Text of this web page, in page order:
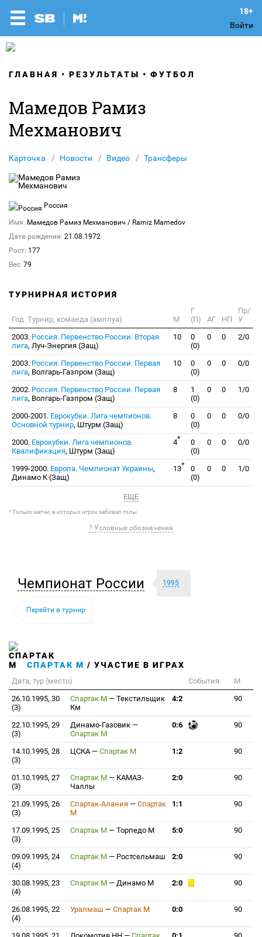
Войти
ГЛАВНАЯ РЕЗУЛЬТАТЫ ФУТБОЛ
Мамедов Рамиз
Мехманович
Карточка Новости Видео Трансферы
Россия
Имя: Мамедов Рамиз Мехманович / Ramiz Mamedov
Дата рождения: 21.08.1972
Рост: 177
Вес: 79
ТУРНИРНАЯ ИСТОРИЯ
Год. Турнир, команда (амплуа) М
Г
(П)
АГ НП
Пр/
У
2003. Россия. Первенство России. Вторая
лига, Луч-Энергия (Защ)
10
0
(0)
0 0 2/0
2003. Россия. Первенство России. Первая
лига, Волгарь-Газпром (Защ)
10
0
(0)
0 0 0/0
2002. Россия. Первенство России. Первая
лига, Волгарь-Газпром (Защ)
8
1
(0)
0 0 1/0
2000-2001. Еврокубки. Лига чемпионов.
Основной турнир, Штурм (Защ)
8
0
(0)
0 0 0/0
2000. Еврокубки. Лига чемпионов.
Квалификация, Штурм (Защ)
4*
0
(0)
0 0 0/0
1999-2000. Европа. Чемпионат Украины,
Динамо К (Защ)
13*
0
(0)
0 0 1/0
ЕЩЕ
* Только матчи, в которых игрок забивал голы
? Условные обозначения
Чемпионат России 1995
Перейти в турнир
СПАРТАК М / УЧАСТИЕ В ИГРАХ
Дата, тур (место) События
М
26.10.1995, 30
(3)
Спартак М — Текстильщик
Км
4:2 90
22.10.1995, 29
(3)
Динамо-Газовик —
Спартак М
0:6 90
14.10.1995, 28
(3)
ЦСКА — Спартак М 1:2 90
01.10.1995, 27
(3)
Спартак М — КАМАЗ-
Чаллы
2:0 90
21.09.1995, 26
(3)
Спартак-Алания — Спартак
М
1:1 90
17.09.1995, 25
(3)
Спартак М — Торпедо М 5:0 90
09.09.1995, 24
(4)
Спартак М — Ростсельмаш 2:0 90
30.08.1995, 23
(4)
Спартак М — Динамо М 2:0 90
26.08.1995, 22
(4)
Уралмаш — Спартак М 0:0 90